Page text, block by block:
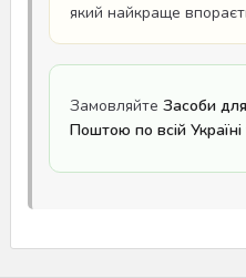
який найкраще
Замовляйте Засоби
Поштою по всій Україні